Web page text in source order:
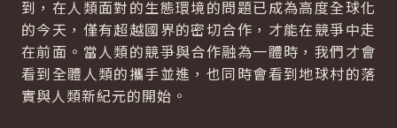
到，在人類面對的生態環境的問題已成為高度全球化
的今天，僅有超越國界的密切合作，才能在競爭中走
在前面。當人類的競爭與合作融為一體時，我們才會
看到全體人類的攜手並進，也同時會看到地球村的落
實與人類新紀元的開始。